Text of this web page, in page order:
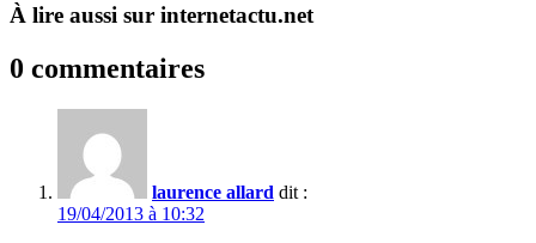
À lire aussi sur internetactu.net
0 commentaires
laurence allard dit :
19/04/2013 à 10:32